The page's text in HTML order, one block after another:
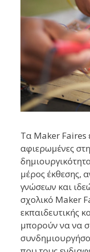
Τα Maker Faires
αφιερωμένες
μέρος έκθεσης,
γνώσεων και
σχολικό Maker
εκπαιδευτικής
μπορούν να να